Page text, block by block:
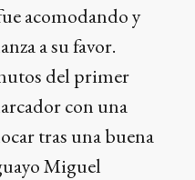
acomodando y
a su favor.
del primer
con una
tras una buena
Miguel